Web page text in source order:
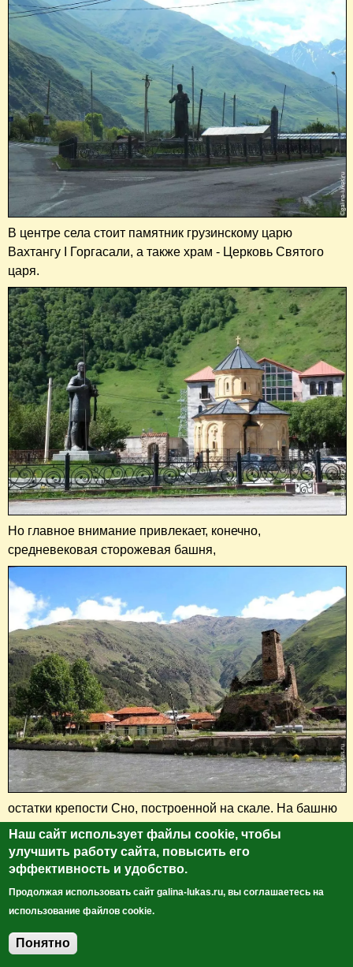
В центре села стоит памятник грузинскому царю
Вахтангу I Горгасали, а также храм - Церковь Святого
царя.
Но главное внимание привлекает, конечно,
средневековая сторожевая башня,
остатки крепости Сно, построенной на скале. На башню
можно подняться, что Костя и сделал.
Наш сайт использует файлы cookie, чтобы
улучшить работу сайта, повысить его
эффективность и удобство.
Продолжая использовать сайт galina-lukas.ru, вы соглашаетесь на
использование файлов cookie.
Понятно